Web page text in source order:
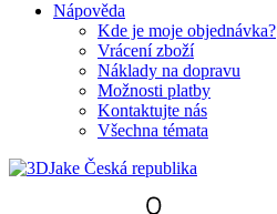
Nápověda
Kde je moje objednávka?
Vrácení zboží
Náklady na dopravu
Možnosti platby
Kontaktujte nás
Všechna témata